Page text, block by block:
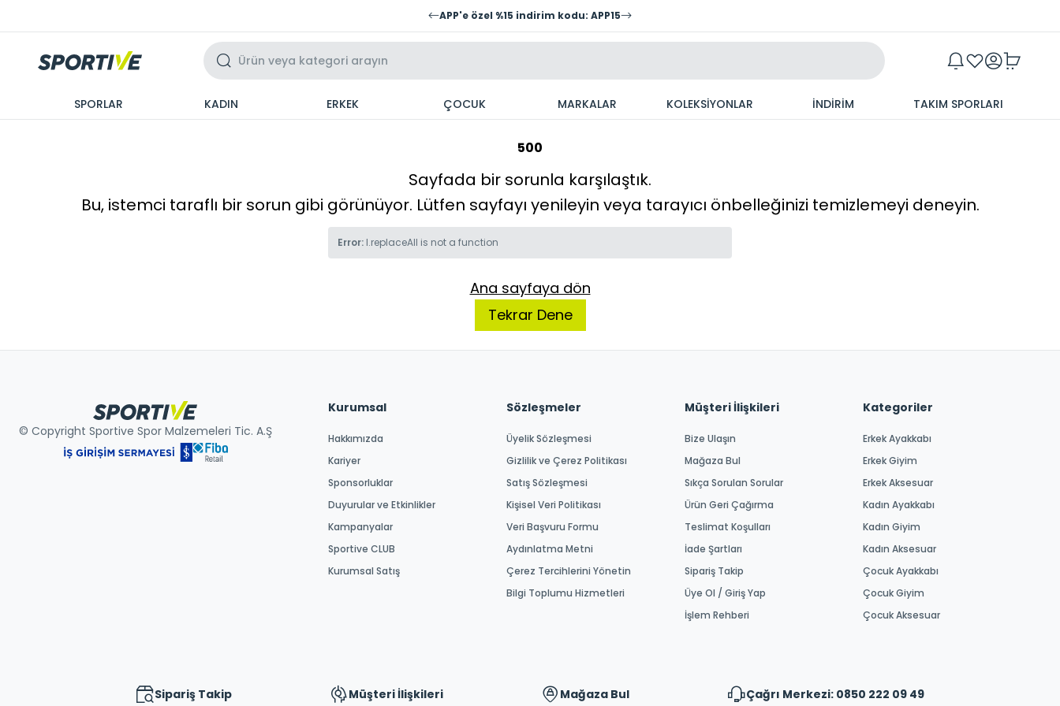
APP'e özel %15 indirim kodu: APP15
SPORLAR KADIN ERKEK ÇOCUK MARKALAR KOLEKSİYONLAR İNDİRİM TAKIM SPORLARI
500
Sayfada bir sorunla karşılaştık.
Bu, istemci taraflı bir sorun gibi görünüyor. Lütfen sayfayı yenileyin veya tarayıcı önbelleğinizi temizlemeyi deneyin.
Error: l.replaceAll is not a function
Ana sayfaya dön
Tekrar Dene
© Copyright Sportive Spor Malzemeleri Tic. A.Ş
Kurumsal
Hakkımızda
Kariyer
Sponsorluklar
Duyurular ve Etkinlikler
Kampanyalar
Sportive CLUB
Kurumsal Satış
Sözleşmeler
Üyelik Sözleşmesi
Gizlilik ve Çerez Politikası
Satış Sözleşmesi
Kişisel Veri Politikası
Veri Başvuru Formu
Aydınlatma Metni
Çerez Tercihlerini Yönetin
Bilgi Toplumu Hizmetleri
Müşteri İlişkileri
Bize Ulaşın
Mağaza Bul
Sıkça Sorulan Sorular
Ürün Geri Çağırma
Teslimat Koşulları
İade Şartları
Sipariş Takip
Üye Ol / Giriş Yap
İşlem Rehberi
Kategoriler
Erkek Ayakkabı
Erkek Giyim
Erkek Aksesuar
Kadın Ayakkabı
Kadın Giyim
Kadın Aksesuar
Çocuk Ayakkabı
Çocuk Giyim
Çocuk Aksesuar
Sipariş Takip Müşteri İlişkileri Mağaza Bul Çağrı Merkezi: 0850 222 09 49